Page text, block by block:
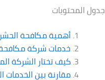
جدول المحتويات
أهمية مكافحة
خدمات شركة
كيف تختار الشركة
مقارنة بين الخدمات